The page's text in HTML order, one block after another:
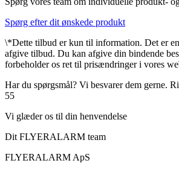
Spørg efter dit ønskede produkt
\*Dette tilbud er kun til information. Det er
afgive tilbud. Du kan afgive din bindende
forbeholder os ret til prisændringer i vores
Har du spørgsmål? Vi besvarer dem gerne.
55
Vi glæder os til din henvendelse
Dit FLYERALARM team
FLYERALARM ApS